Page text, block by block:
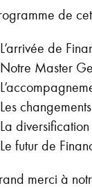
de
L’arrivée de
Notre Master
Les
La
Le futur de
merci à